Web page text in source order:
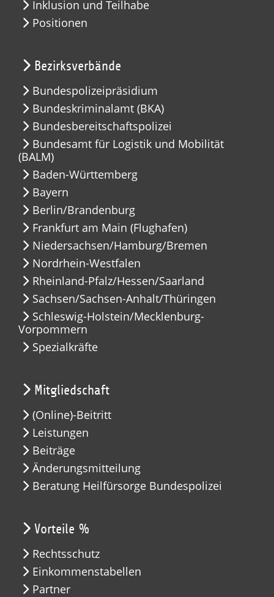
Inklusion und Teilhabe
Positionen
Bezirksverbände
Bundespolizeipräsidium
Bundeskriminalamt (BKA)
Bundesbereitschaftspolizei
Bundesamt für Logistik und Mobilität
(BALM)
Baden-Württemberg
Bayern
Berlin/Brandenburg
Frankfurt am Main (Flughafen)
Niedersachsen/Hamburg/Bremen
Nordrhein-Westfalen
Rheinland-Pfalz/Hessen/Saarland
Sachsen/Sachsen-Anhalt/Thüringen
Schleswig-Holstein/Mecklenburg-
Vorpommern
Spezialkräfte
Mitgliedschaft
(Online)-Beitritt
Leistungen
Beiträge
Änderungsmitteilung
Beratung Heilfürsorge Bundespolizei
Vorteile %
Rechtsschutz
Einkommenstabellen
Partner